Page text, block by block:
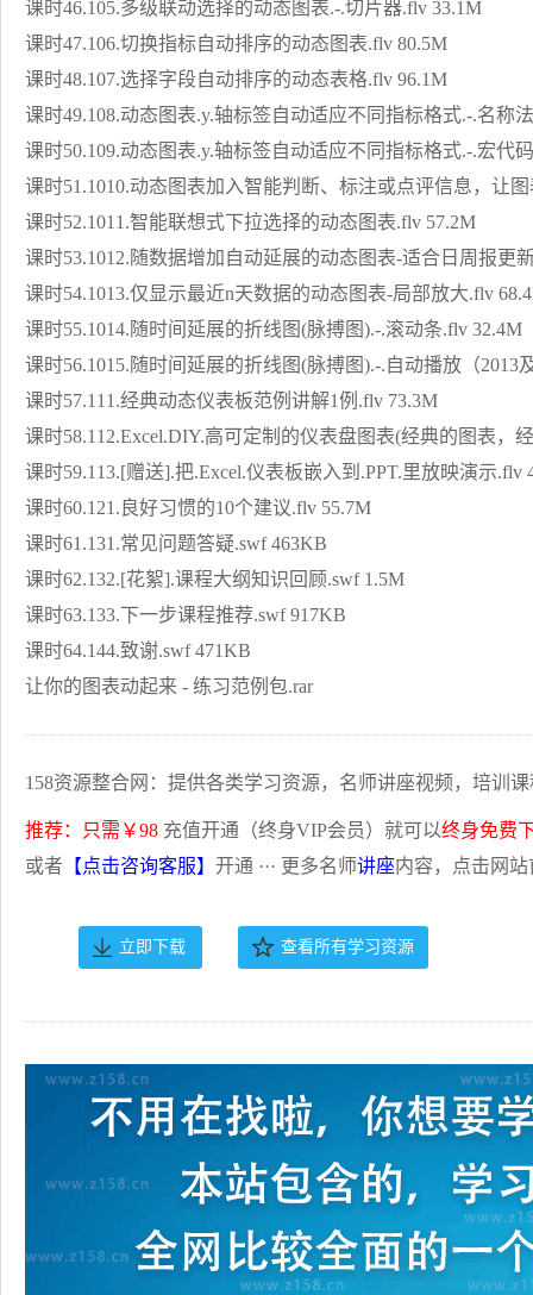
课时46.105.多级联动选择的动态图表.-.切片器.flv 33.1M
课时47.106.切换指标自动排序的动态图表.flv 80.5M
课时48.107.选择字段自动排序的动态表格.flv 96.1M
课时49.108.动态图表.y.轴标签自动适应不同指标格式.-.名称
课时50.109.动态图表.y.轴标签自动适应不同指标格式.-.宏代
课时51.1010.动态图表加入智能判断、标注或点评信息，让
课时52.1011.智能联想式下拉选择的动态图表.flv 57.2M
课时53.1012.随数据增加自动延展的动态图表-适合日周报更
课时54.1013.仅显示最近n天数据的动态图表-局部放大.flv
课时55.1014.随时间延展的折线图(脉搏图).-.滚动条.flv 32.4M
课时56.1015.随时间延展的折线图(脉搏图).-.自动播放（2013
课时57.111.经典动态仪表板范例讲解1例.flv 73.3M
课时58.112.Excel.DIY.高可定制的仪表盘图表(经典的图表，
课时59.113.[赠送].把.Excel.仪表板嵌入到.PPT.里放映演示.flv
课时60.121.良好习惯的10个建议.flv 55.7M
课时61.131.常见问题答疑.swf 463KB
课时62.132.[花絮].课程大纲知识回顾.swf 1.5M
课时63.133.下一步课程推荐.swf 917KB
课时64.144.致谢.swf 471KB
让你的图表动起来 - 练习范例包.rar
158资源整合网：提供各类学习资源，名师讲座视频，培训
推荐：只需￥98 充值开通（终身VIP会员）就可以终身免费
或者 【点击咨询客服】 开通 ··· 更多名师讲座内容，点击网
立即下载 查看所有学习资源